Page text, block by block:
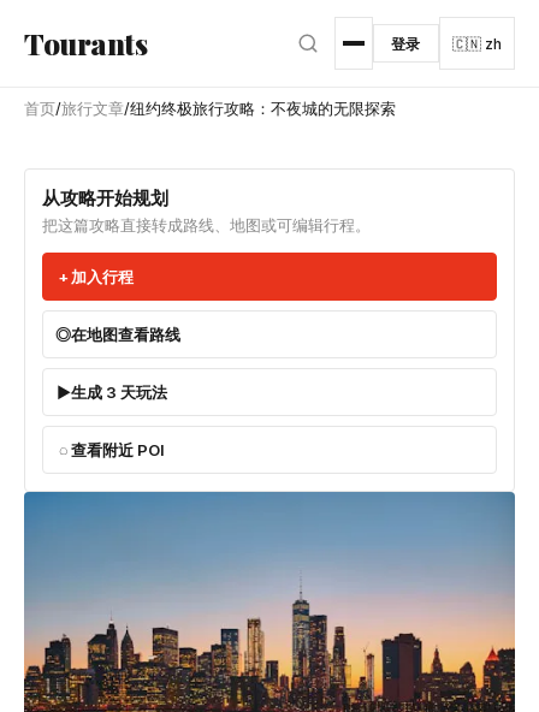
Tourants 登录 🇨🇳 zh
首页/旅行文章/纽约终极旅行攻略：不夜城的无限探索
从攻略开始规划
把这篇攻略直接转成路线、地图或可编辑行程。
加入行程
在地图查看路线
生成 3 天玩法
查看附近 POI